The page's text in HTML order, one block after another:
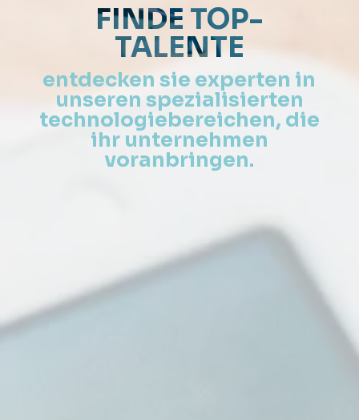
FINDE TOP-
TALENTE
entdecken sie experten in
unseren spezialisierten
technologiebereichen, die
ihr unternehmen
voranbringen.